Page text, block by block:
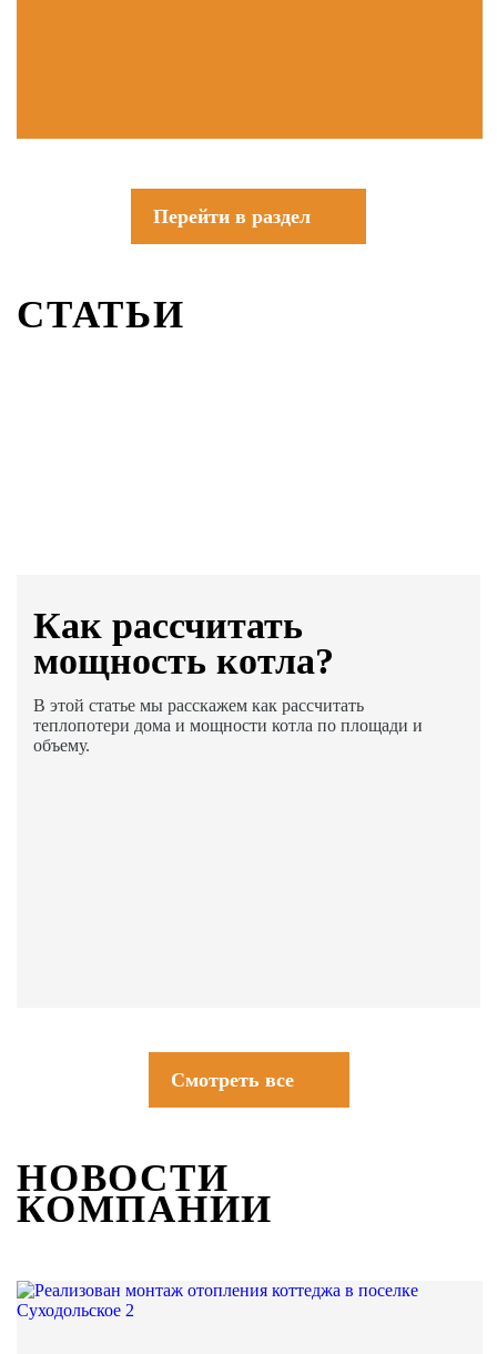
Перейти в раздел
СТАТЬИ
Как раcсчитать
мощность котла?
В этой статье мы расскажем как рассчитать
теплопотери дома и мощности котла по площади и
объему.
Смотреть все
НОВОСТИ
КОМПАНИИ